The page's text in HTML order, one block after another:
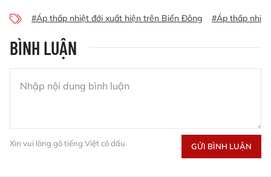
#Áp thấp nhiệt đới xuất hiện trên Biển Đông #Áp thấp
BÌNH LUẬN
Xin vui lòng gõ tiếng Việt có dấu GỬI BÌNH LUẬN